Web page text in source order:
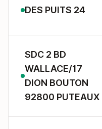
DES PUITS 24
SDC 2 BD
WALLACE/17
DION BOUTON
92800 PUTEAUX